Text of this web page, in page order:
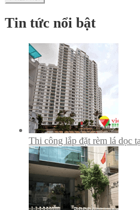
Tin tức nổi bật
Thi công lắp đặt rèm lá dọc